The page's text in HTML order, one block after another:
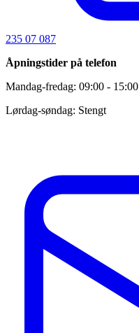
235 07 087
Åpningstider på telefon
Mandag-fredag: 09:00 - 15:00
Lørdag-søndag: Stengt